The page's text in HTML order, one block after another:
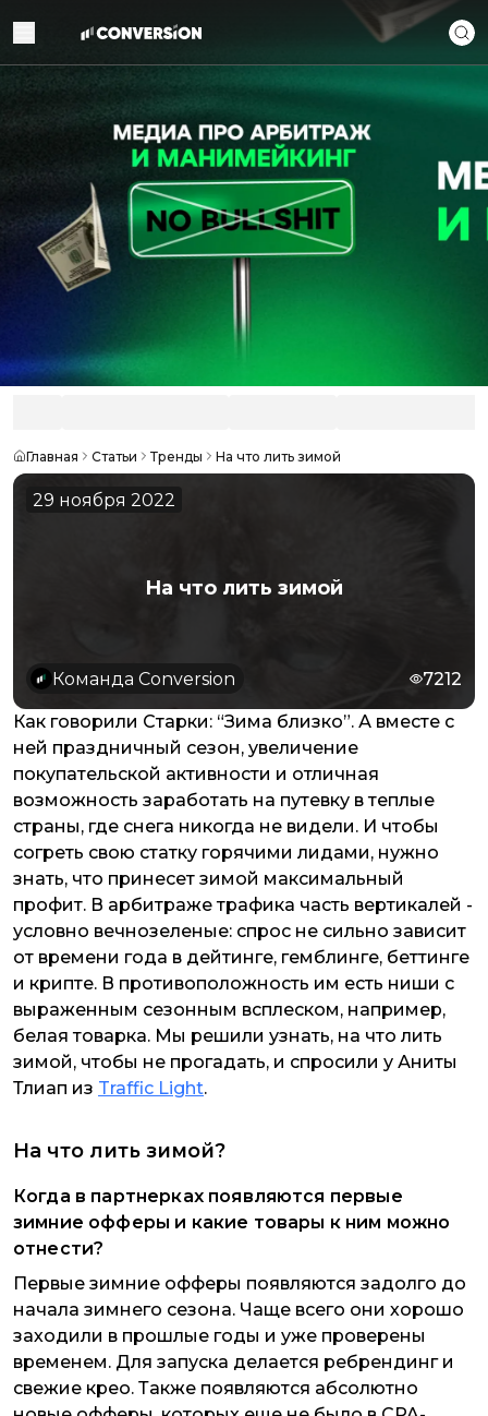
Главная Статьи Тренды На что лить зимой
29 ноября 2022
На что лить зимой
Команда Conversion 7212
Как говорили Старки: “Зима близко”. А вместе с
ней праздничный сезон, увеличение
покупательской активности и отличная
возможность заработать на путевку в теплые
страны, где снега никогда не видели. И чтобы
согреть свою статку горячими лидами, нужно
знать, что принесет зимой максимальный
профит. В арбитраже трафика часть вертикалей -
условно вечнозеленые: спрос не сильно зависит
от времени года в дейтинге, гемблинге, беттинге
и крипте. В противоположность им есть ниши с
выраженным сезонным всплеском, например,
белая товарка. Мы решили узнать, на что лить
зимой, чтобы не прогадать, и спросили у Аниты
Тлиап из Traffic Light.
На что лить зимой?
Когда в партнерках появляются первые
зимние офферы и какие товары к ним можно
отнести?
Первые зимние офферы появляются задолго до
начала зимнего сезона. Чаще всего они хорошо
заходили в прошлые годы и уже проверены
временем. Для запуска делается ребрендинг и
свежие крео. Также появляются абсолютно